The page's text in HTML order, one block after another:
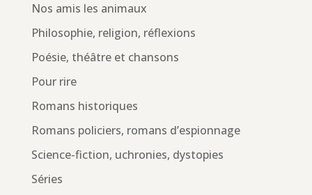
Nos amis les animaux
Philosophie, religion, réflexions
Poésie, théâtre et chansons
Pour rire
Romans historiques
Romans policiers, romans d’espionnage
Science-fiction, uchronies, dystopies
Séries